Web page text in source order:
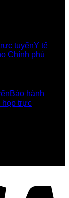
tuyếnY tế
Chính phủ
Bảo hành
họp trực